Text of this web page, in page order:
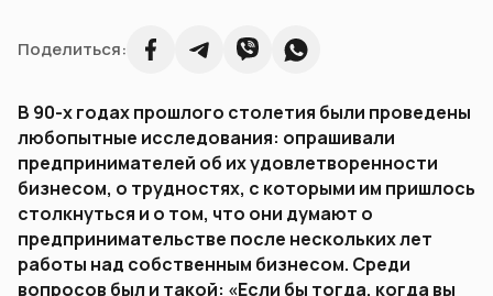
Поделиться:
В 90-х годах прошлого столетия были проведены
любопытные исследования: опрашивали
предпринимателей об их удовлетворенности
бизнесом, о трудностях, с которыми им пришлось
столкнуться и о том, что они думают о
предпринимательстве после нескольких лет
работы над собственным бизнесом. Среди
вопросов был и такой: «Если бы тогда, когда вы